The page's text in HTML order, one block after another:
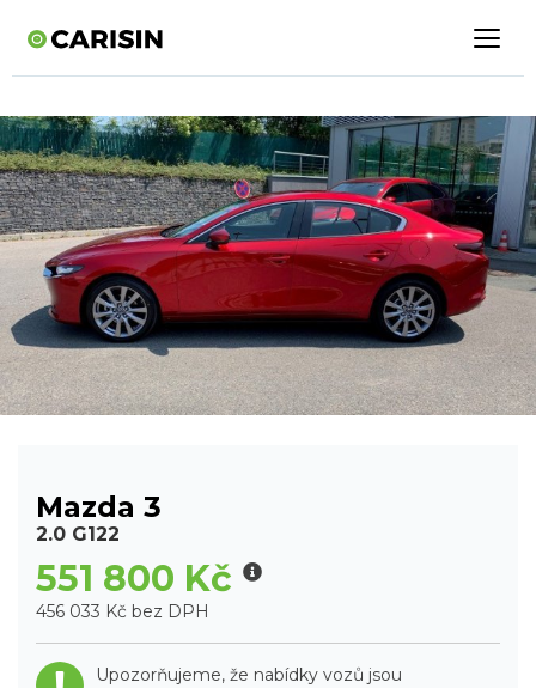
Mazda 3
2.0 G122
551 800 Kč
456 033 Kč bez DPH
Upozorňujeme, že nabídky vozů jsou